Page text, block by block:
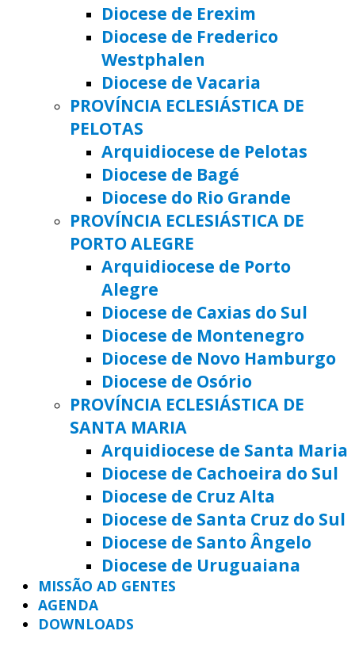
Diocese de Erexim
Diocese de Frederico
Westphalen
Diocese de Vacaria
PROVÍNCIA ECLESIÁSTICA DE
PELOTAS
Arquidiocese de Pelotas
Diocese de Bagé
Diocese do Rio Grande
PROVÍNCIA ECLESIÁSTICA DE
PORTO ALEGRE
Arquidiocese de Porto
Alegre
Diocese de Caxias do Sul
Diocese de Montenegro
Diocese de Novo Hamburgo
Diocese de Osório
PROVÍNCIA ECLESIÁSTICA DE
SANTA MARIA
Arquidiocese de Santa Maria
Diocese de Cachoeira do Sul
Diocese de Cruz Alta
Diocese de Santa Cruz do Sul
Diocese de Santo Ângelo
Diocese de Uruguaiana
MISSÃO AD GENTES
AGENDA
DOWNLOADS